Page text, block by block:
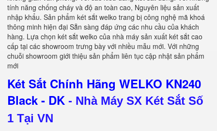
tính năng chống cháy và độ an toàn cao, Nguyên liệu sản xuất
nhập khẩu. Sản phẩm két sắt welko trang bị công nghệ mã khoá
thông minh hiện đại Sẵn sàng đáp ứng các nhu cầu của khách
hàng. Lựa chọn két sắt welko của nhà máy sản xuất két sắt cao
cấp tại các showroom trưng bày với nhiều mẫu mới. Với những
chuỗi showroom giới thiệu sản phẩm liên tục cập nhật sản phẩm
mới
Két Sắt Chính Hãng WELKO KN240
Black - DK - Nhà Máy SX Két Sắt Số
1 Tại VN